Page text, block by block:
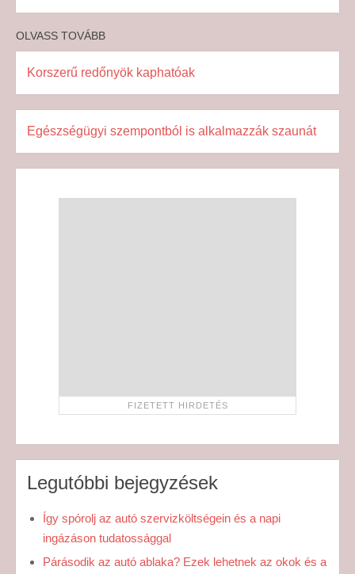
OLVASS TOVÁBB
Korszerű redőnyök kaphatóak
Egészségügyi szempontból is alkalmazzák szaunát
Legutóbbi bejegyzések
Így spórolj az autó szervizköltségein és a napi
ingázáson tudatossággal
Párásodik az autó ablaka? Ezek lehetnek az okok és a